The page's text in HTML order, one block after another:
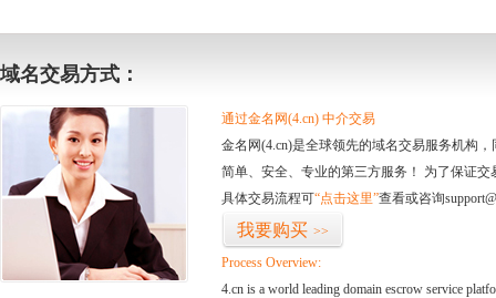
域名交易方式：
通过金名网(4.cn) 中介交易
金名网(4.cn)是全球领先的域名交易服务机构
简单、安全、专业的第三方服务！ 为了保证
具体交易流程可“点击这里”查看或咨询
我要购买 >>
Process Overview:
4.cn is a world leading domain escrow service